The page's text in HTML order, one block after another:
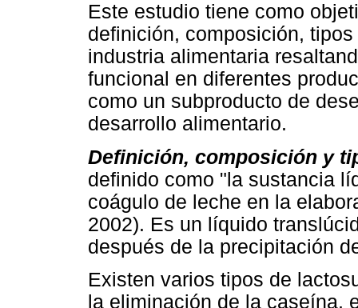
Este estudio tiene como
definición, composición,
industria alimentaria
funcional en diferentes
como un subproducto de
desarrollo alimentario.
Definición, composición y
definido como "la sustancia
coágulo de leche en la
2002). Es un líquido
después de la precipitación
Existen varios tipos de
la eliminación de la caseína,